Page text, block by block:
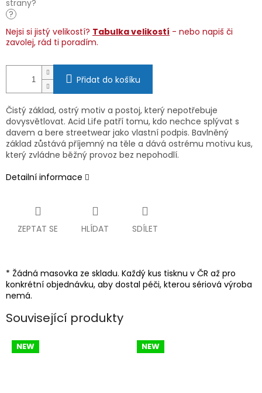
strany?
?
Nejsi si jistý velikostí? Tabulka velikostí - nebo napiš či
zavolej, rád ti poradím.
Přidat do košíku
Čistý základ, ostrý motiv a postoj, který nepotřebuje
dovysvětlovat. Acid Life patří tomu, kdo nechce splývat s
davem a bere streetwear jako vlastní podpis. Bavlněný
základ zůstává příjemný na těle a dává ostrému motivu kus,
který zvládne běžný provoz bez nepohodlí.
Detailní informace
ZEPTAT SE HLÍDAT SDÍLET
* Žádná masovka ze skladu. Každý kus tisknu v ČR až pro
konkrétní objednávku, aby dostal péči, kterou sériová výroba
nemá.
Související produkty
NEW NEW